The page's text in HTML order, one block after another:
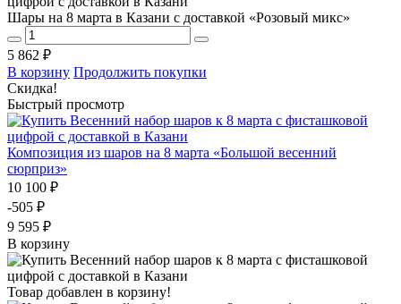
Шары на 8 марта в Казани с доставкой «Розовый микс»
5 862 ₽
В корзину Продолжить покупки
Скидка!
Быстрый просмотр
Композиция из шаров на 8 марта «Большой весенний
сюрприз»
10 100 ₽
-505 ₽
9 595 ₽
В корзину
Товар добавлен в корзину!